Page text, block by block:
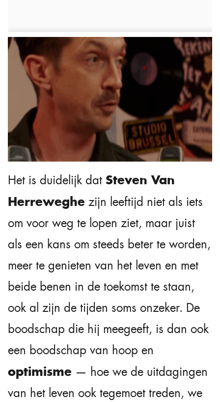
Het is duidelijk dat Steven Van
Herreweghe zijn leeftijd niet als iets
om voor weg te lopen ziet, maar juist
als een kans om steeds beter te worden,
meer te genieten van het leven en met
beide benen in de toekomst te staan,
ook al zijn de tijden soms onzeker. De
boodschap die hij meegeeft, is dan ook
een boodschap van hoop en
optimisme — hoe we de uitdagingen
van het leven ook tegemoet treden, we